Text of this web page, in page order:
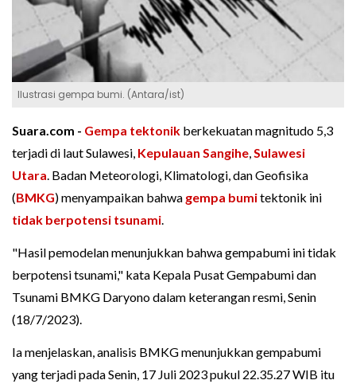
Ilustrasi gempa bumi. (Antara/ist)
Suara.com - Gempa tektonik berkekuatan magnitudo 5,3
terjadi di laut Sulawesi, Kepulauan Sangihe,Sulawesi
Utara. Badan Meteorologi, Klimatologi, dan Geofisika
(BMKG) menyampaikan bahwa gempa bumitektonik ini
tidak berpotensi tsunami.
"Hasil pemodelan menunjukkan bahwa gempabumi ini tidak
berpotensi tsunami," kata Kepala Pusat Gempabumi dan
Tsunami BMKG Daryono dalam keterangan resmi, Senin
(18/7/2023).
Ia menjelaskan, analisis BMKG menunjukkan gempabumi
yang terjadi pada Senin, 17 Juli 2023 pukul 22.35.27 WIB itu